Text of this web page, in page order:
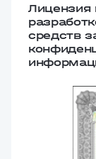
Лицензия
средств